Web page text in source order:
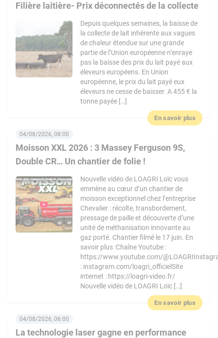
Filière laitière- Prix déconnectés de la collecte
Depuis quelques semaines, la baisse de
la collecte de lait inhérente aux vagues
de chaleur étendue sur une grande
partie de l’Union européenne n’enraye
pas la baisse des prix du lait payé aux
éleveurs européens. En Union
européenne, le prix du lait payé eux
éleveurs ne cesse de baisser. A 455 € la
tonne payée […]
En savoir plus
Moisson XXL 2026 : 3 Massey Ferguson 9S,
Double CR… Un chantier de folie !
04/08/2026, 08:00
Nouvelle vidéo de LOAGRI Loïc vous
emmène au cœur d’un chantier de
moisson exceptionnel chez l’entreprise
Chevalier : récolte, transbordement,
pressage de paille et découverte d’une
unité de méthanisation innovante au
gaz porté. Chantier filmé le 17 juin. En
savoir plus :Chaîne Youtube :
https://www.youtube.com/
: instagram.com/loagri_officielSite
internet : https://loagri-video.fr/
Nouvelle vidéo de LOAGRI Loïc […]
En savoir plus
La technologie laser gagne en performance
04/08/2026, 06:00